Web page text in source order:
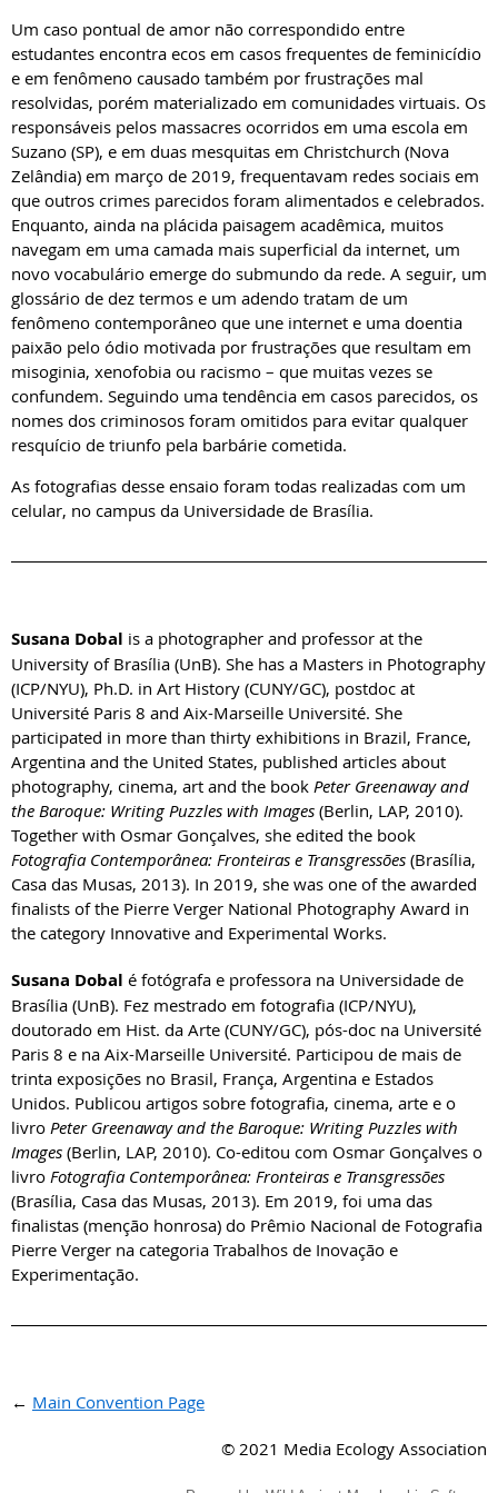
Um caso pontual de amor não correspondido entre
estudantes encontra ecos em casos frequentes de feminicídio
e em fenômeno causado também por frustrações mal
resolvidas, porém materializado em comunidades virtuais. Os
responsáveis pelos massacres ocorridos em uma escola em
Suzano (SP), e em duas mesquitas em Christchurch (Nova
Zelândia) em março de 2019, frequentavam redes sociais em
que outros crimes parecidos foram alimentados e celebrados.
Enquanto, ainda na plácida paisagem acadêmica, muitos
navegam em uma camada mais superficial da internet, um
novo vocabulário emerge do submundo da rede. A seguir, um
glossário de dez termos e um adendo tratam de um
fenômeno contemporâneo que une internet e uma doentia
paixão pelo ódio motivada por frustrações que resultam em
misoginia, xenofobia ou racismo – que muitas vezes se
confundem. Seguindo uma tendência em casos parecidos, os
nomes dos criminosos foram omitidos para evitar qualquer
resquício de triunfo pela barbárie cometida.
As fotografias desse ensaio foram todas realizadas com um
celular, no campus da Universidade de Brasília.
Susana Dobal is a photographer and professor at the
University of Brasília (UnB). She has a Masters in Photography
(ICP/NYU), Ph.D. in Art History (CUNY/GC), postdoc at
Université Paris 8 and Aix-Marseille Université. She
participated in more than thirty exhibitions in Brazil, France,
Argentina and the United States, published articles about
photography, cinema, art and the book Peter Greenaway and
the Baroque: Writing Puzzles with Images (Berlin, LAP, 2010).
Together with Osmar Gonçalves, she edited the book
Fotografia Contemporânea: Fronteiras e Transgressões (Brasília,
Casa das Musas, 2013). In 2019, she was one of the awarded
finalists of the Pierre Verger National Photography Award in
the category Innovative and Experimental Works.
Susana Dobal é fotógrafa e professora na Universidade de
Brasília (UnB). Fez mestrado em fotografia (ICP/NYU),
doutorado em Hist. da Arte (CUNY/GC), pós-doc na Université
Paris 8 e na Aix-Marseille Université. Participou de mais de
trinta exposições no Brasil, França, Argentina e Estados
Unidos. Publicou artigos sobre fotografia, cinema, arte e o
livro Peter Greenaway and the Baroque: Writing Puzzles with
Images (Berlin, LAP, 2010). Co-editou com Osmar Gonçalves o
livro Fotografia Contemporânea: Fronteiras e Transgressões
(Brasília, Casa das Musas, 2013). Em 2019, foi uma das
finalistas (menção honrosa) do Prêmio Nacional de Fotografia
Pierre Verger na categoria Trabalhos de Inovação e
Experimentação.
← Main Convention Page
© 2021 Media Ecology Association